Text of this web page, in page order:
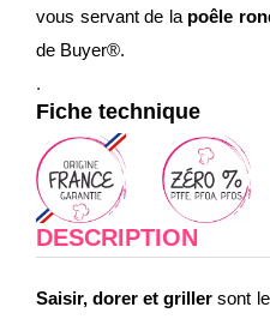
vous servant de la poêle
de Buyer®.
.
Fiche technique
DESCRIPTION
Saisir, dorer et griller sont